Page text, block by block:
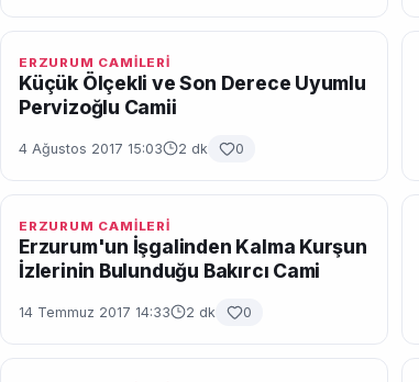
ERZURUM CAMİLERİ
Küçük Ölçekli ve Son Derece Uyumlu
Pervizoğlu Camii
4 Ağustos 2017 15:03 2 dk 0
ERZURUM CAMİLERİ
Erzurum'un İşgalinden Kalma Kurşun
İzlerinin Bulunduğu Bakırcı Cami
14 Temmuz 2017 14:33 2 dk 0